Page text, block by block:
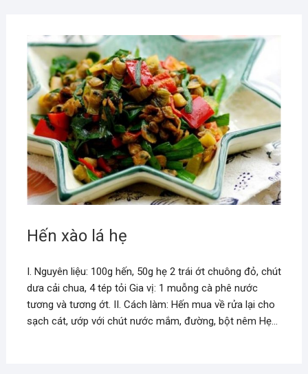
Hến xào lá hẹ
I. Nguyên liệu: 100g hến, 50g hẹ 2 trái ớt chuông đỏ, chút
dưa cải chua, 4 tép tỏi Gia vị: 1 muỗng cà phê nước
tương và tương ớt. II. Cách làm: Hến mua về rửa lại cho
sạch cát, ướp với chút nước mắm, đường, bột nêm Hẹ…